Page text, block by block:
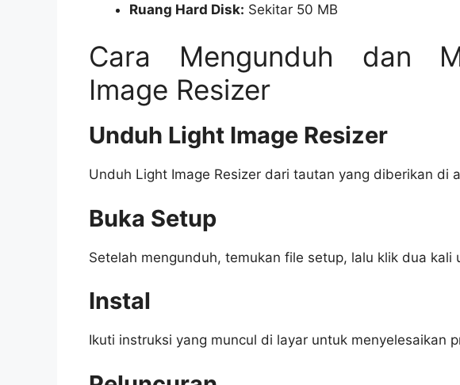
Ruang Hard Disk: Sekitar 50 MB
Cara Mengunduh dan
Image Resizer
Unduh Light Image Resizer
Unduh Light Image Resizer dari tautan yang diberikan di
Buka Setup
Setelah mengunduh, temukan file setup, lalu klik dua kali
Instal
Ikuti instruksi yang muncul di layar untuk menyelesaikan